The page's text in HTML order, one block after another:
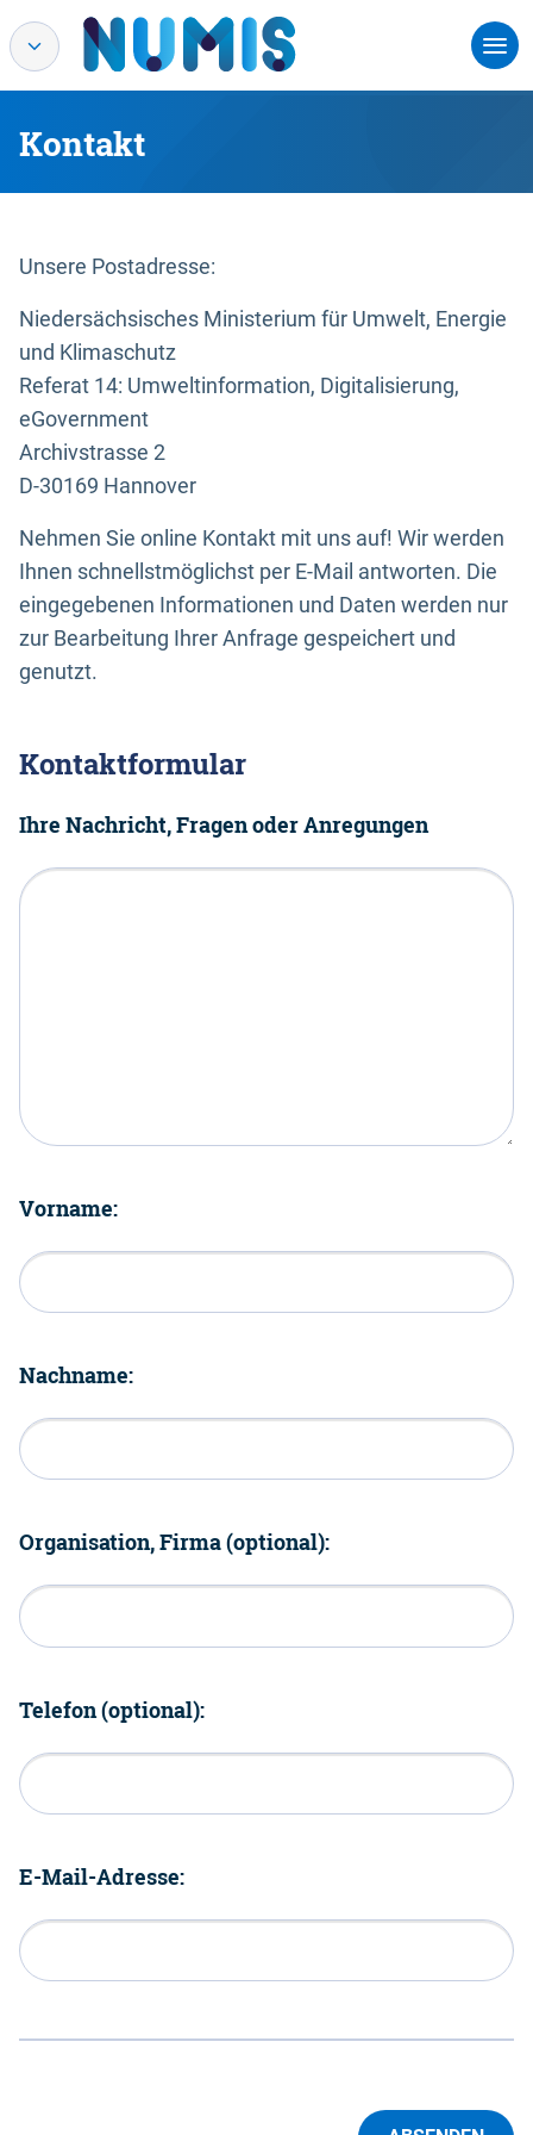
Kontakt
Unsere Postadresse:
Niedersächsisches Ministerium für Umwelt, Energie
und Klimaschutz
Referat 14: Umweltinformation, Digitalisierung,
eGovernment
Archivstrasse 2
D-30169 Hannover
Nehmen Sie online Kontakt mit uns auf! Wir werden
Ihnen schnellstmöglichst per E-Mail antworten. Die
eingegebenen Informationen und Daten werden nur
zur Bearbeitung Ihrer Anfrage gespeichert und
genutzt.
Kontaktformular
Ihre Nachricht, Fragen oder Anregungen
Vorname:
Nachname:
Organisation, Firma (optional):
Telefon (optional):
E-Mail-Adresse: